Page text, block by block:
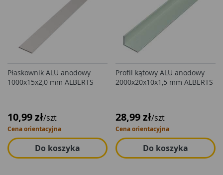
Płaskownik ALU anodowy
1000x15x2,0 mm ALBERTS
10,99 zł/szt
Cena orientacyjna
Do koszyka
Profil kątowy ALU anodowy
2000x20x10x1,5 mm ALBERTS
28,99 zł/szt
Cena orientacyjna
Do koszyka